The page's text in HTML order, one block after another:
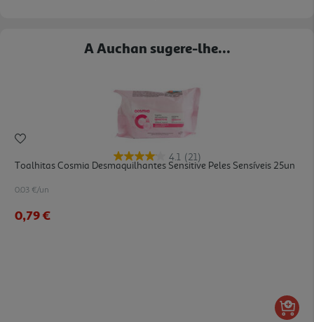
A Auchan sugere-lhe...
4.1 (21)
Toalhitas Cosmia Desmaquilhantes Sensitive Peles Sensíveis 25un
0.03 €/un
0,79 €